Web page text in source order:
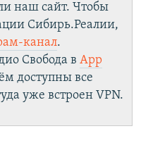
наш сайт. Чтобы
Сибирь.Реалии,
канал.
Свобода в App
доступны все
уже встроен VPN.